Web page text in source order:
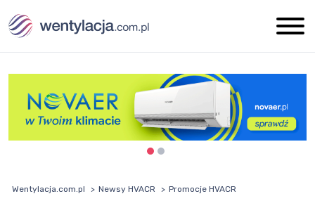
Wentylacja.com.pl Newsy HVACR Promocje HVACR